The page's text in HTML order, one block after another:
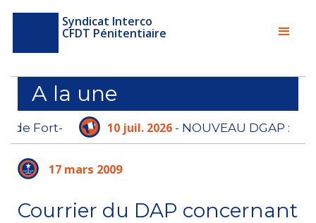
Syndicat Interco
CFDT Pénitentiaire
A la une
10 juil. 2026 - NOUVEAU DGAP :
L'ADMINISTRATION PÉNITENTIAIRE N'A PLUS
LE TEMPS D'ATTENDRE
17 mars 2009
Courrier du DAP concernant